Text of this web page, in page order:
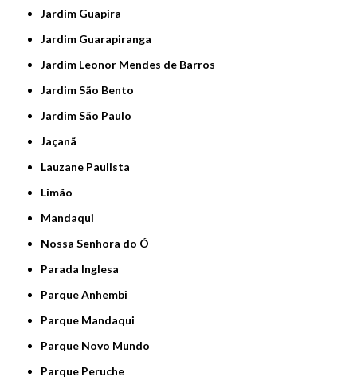
Jardim Guapira
Jardim Guarapiranga
Jardim Leonor Mendes de Barros
Jardim São Bento
Jardim São Paulo
Jaçanã
Lauzane Paulista
Limão
Mandaqui
Nossa Senhora do Ó
Parada Inglesa
Parque Anhembi
Parque Mandaqui
Parque Novo Mundo
Parque Peruche